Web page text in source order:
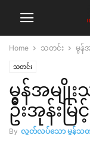
Home သတင်း မွန်
သတင်း
မွန်အမျိုး
ဦးအုန်းမ
By လွတ်လပ်သော မွန်သတ